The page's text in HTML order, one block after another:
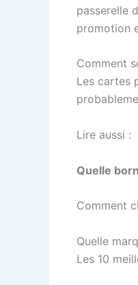
passerelle
promotion
Comment
Les cartes
Lire aussi :
Quelle
Comment
Quelle
Les 10